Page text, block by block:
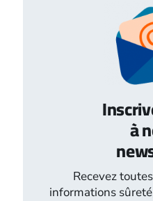
à
Recevez
informations